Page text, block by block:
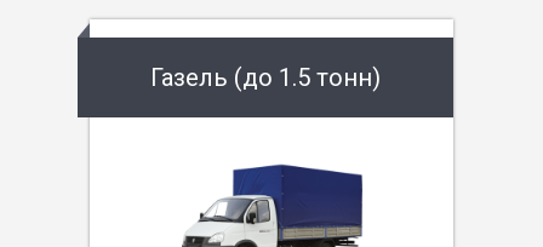
Газель (до 1.5 тонн)